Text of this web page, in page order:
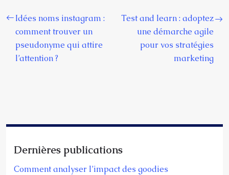
Idées noms instagram :
comment trouver un
pseudonyme qui attire
l’attention ?
Test and learn : adoptez
une démarche agile
pour vos stratégies
marketing
Dernières publications
Comment analyser l’impact des goodies